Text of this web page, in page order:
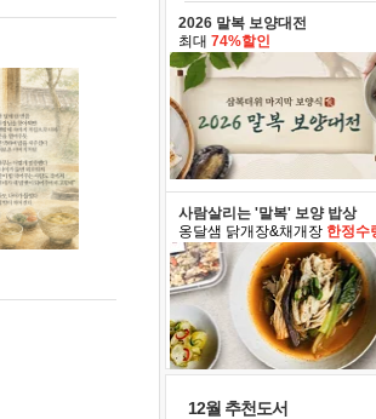
2026 말복 보양대전
최대 74%할인
사람살리는 '말복' 보양 밥상
옹달샘 닭개장&채개장 한정수
12월 추천도서